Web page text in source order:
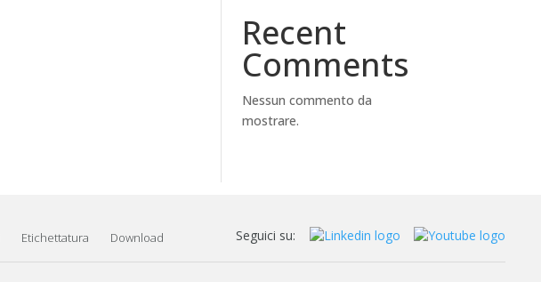
Recent
Comments
Nessun commento da
mostrare.
Etichettatura Download Seguici su: